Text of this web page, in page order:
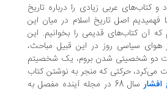
عربی زیادی را درباره تاریخ
اصل تاریخ اسلام در میان این
قدیمی را بخوانیم. این
روز در این قبیل مباحث،
شدن بروم، یک شخصیتم
حرکتی که منجر به نوشتن کتاب
سال 68 در مجله آینده مفصل به